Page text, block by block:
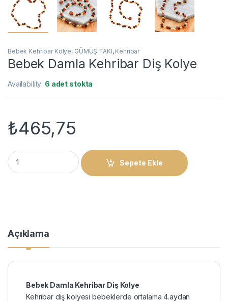
Bebek Kehribar Kolye, GÜMÜŞ TAKI, Kehribar
Bebek Damla Kehribar Diş Kolye
Availability: 6 adet stokta
₺465,75
Bebek Damla Kehribar Diş Kolye quantity
Sepete Ekle
Açıklama
​Bebek Damla Kehribar Diş Kolye
Kehribar diş kolyesi bebeklerde ortalama 4.aydan